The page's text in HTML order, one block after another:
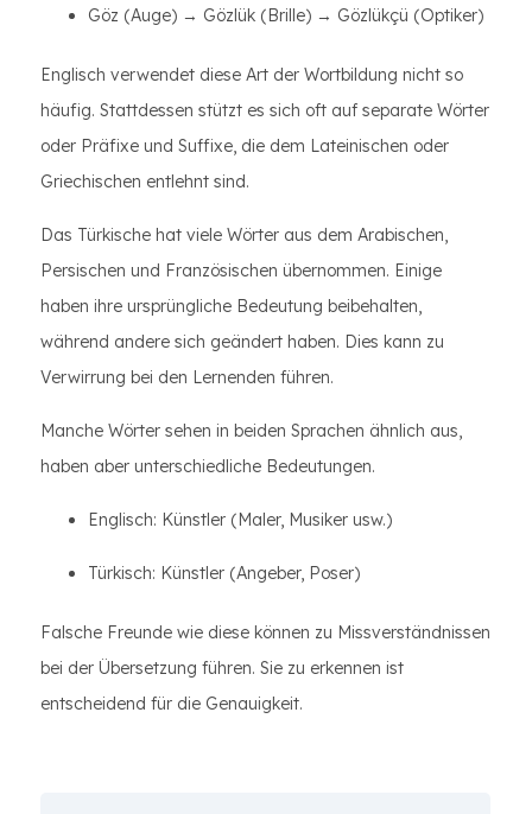
Göz (Auge) → Gözlük (Brille) → Gözlükçü (Optiker)
Englisch verwendet diese Art der Wortbildung nicht so
häufig. Stattdessen stützt es sich oft auf separate Wörter
oder Präfixe und Suffixe, die dem Lateinischen oder
Griechischen entlehnt sind.
Das Türkische hat viele Wörter aus dem Arabischen,
Persischen und Französischen übernommen. Einige
haben ihre ursprüngliche Bedeutung beibehalten,
während andere sich geändert haben. Dies kann zu
Verwirrung bei den Lernenden führen.
Manche Wörter sehen in beiden Sprachen ähnlich aus,
haben aber unterschiedliche Bedeutungen.
Englisch: Künstler (Maler, Musiker usw.)
Türkisch: Künstler (Angeber, Poser)
Falsche Freunde wie diese können zu Missverständnissen
bei der Übersetzung führen. Sie zu erkennen ist
entscheidend für die Genauigkeit.